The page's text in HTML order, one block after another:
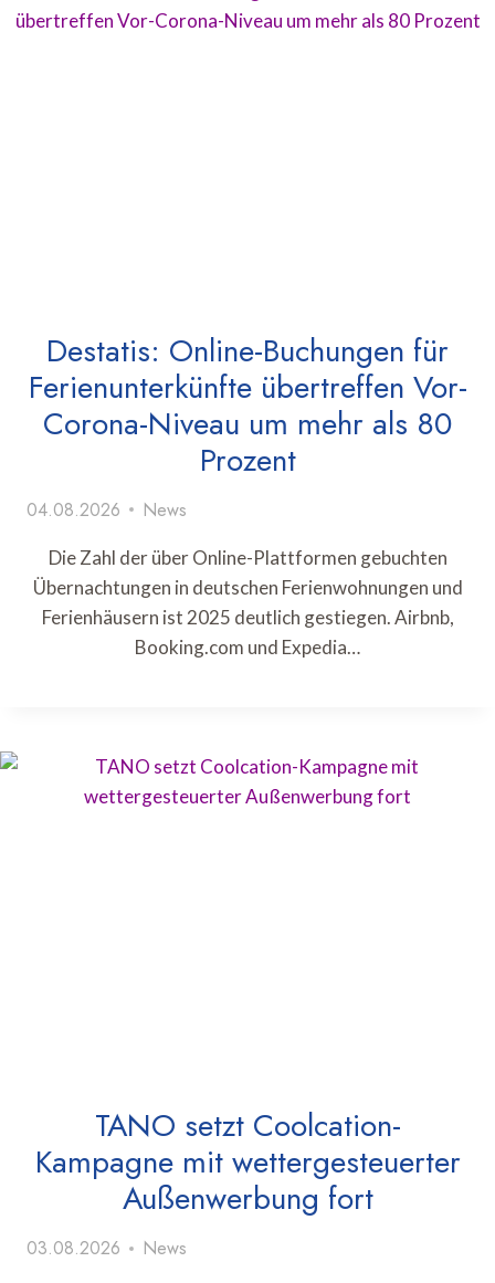
Destatis: Online-Buchungen für
Ferienunterkünfte übertreffen Vor-
Corona-Niveau um mehr als 80
Prozent
04.08.2026 News
Die Zahl der über Online-Plattformen gebuchten
Übernachtungen in deutschen Ferienwohnungen und
Ferienhäusern ist 2025 deutlich gestiegen. Airbnb,
Booking.com und Expedia…
TANO setzt Coolcation-
Kampagne mit wettergesteuerter
Außenwerbung fort
03.08.2026 News